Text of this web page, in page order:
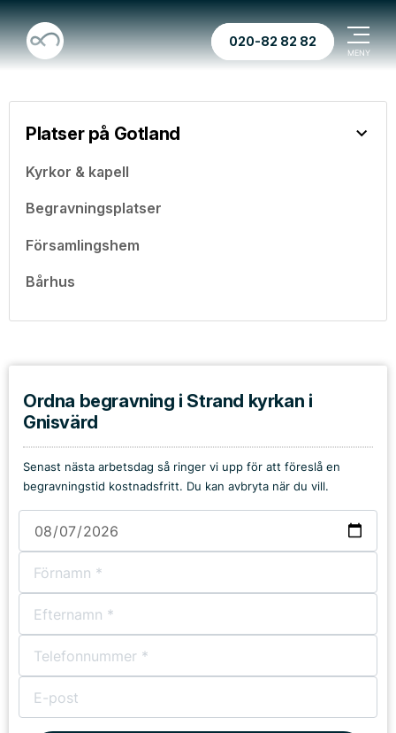
020-82 82 82
Platser på Gotland
Kyrkor & kapell
Begravningsplatser
Församlingshem
Bårhus
Ordna begravning i Strand kyrkan i
Gnisvärd
Senast nästa arbetsdag så ringer vi upp för att föreslå en
begravningstid kostnadsfritt. Du kan avbryta när du vill.